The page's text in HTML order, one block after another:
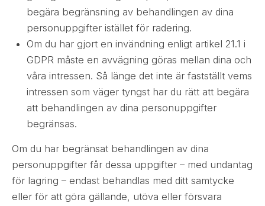
begära begränsning av behandlingen av dina
personuppgifter istället för radering.
Om du har gjort en invändning enligt artikel 21.1 i
GDPR måste en avvägning göras mellan dina och
våra intressen. Så länge det inte är fastställt vems
intressen som väger tyngst har du rätt att begära
att behandlingen av dina personuppgifter
begränsas.
Om du har begränsat behandlingen av dina
personuppgifter får dessa uppgifter – med undantag
för lagring – endast behandlas med ditt samtycke
eller för att göra gällande, utöva eller försvara